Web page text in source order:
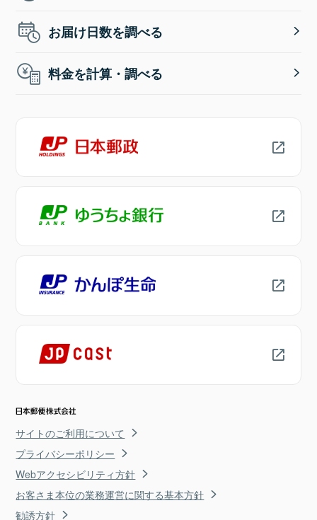
お届け日数を調べる
料金を計算・調べる
サイトのご利用について
プライバシーポリシー
Webアクセシビリティ方針
お客さま本位の業務運営に関する基本方針
勧誘方針